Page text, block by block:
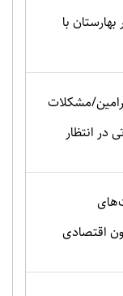
با
مشکلات
در انتظار
اقتصادی